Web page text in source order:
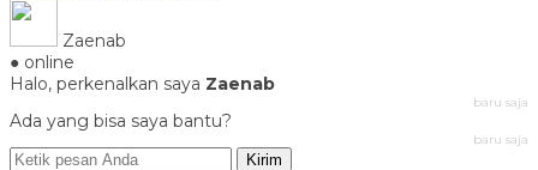
Zaenab
● online
Halo, perkenalkan saya Zaenab
baru saja
Ada yang bisa saya bantu?
baru saja
Kirim